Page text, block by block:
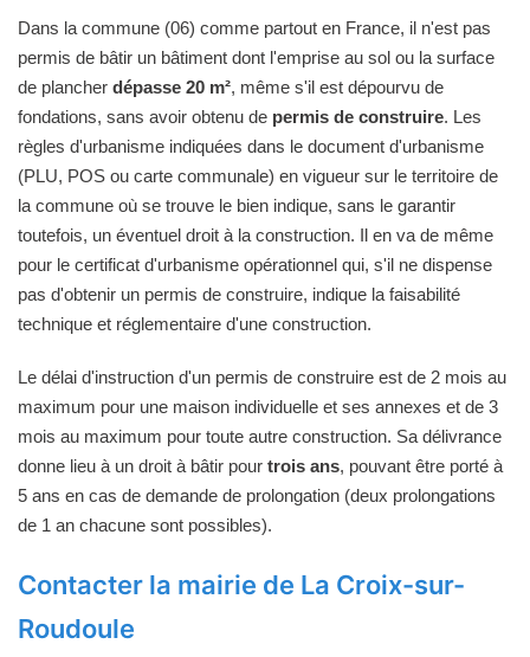
Dans la commune (06) comme partout en France, il n'est pas
permis de bâtir un bâtiment dont l'emprise au sol ou la surface
de plancher dépasse 20 m², même s'il est dépourvu de
fondations, sans avoir obtenu de permis de construire. Les
règles d'urbanisme indiquées dans le document d'urbanisme
(PLU, POS ou carte communale) en vigueur sur le territoire de
la commune où se trouve le bien indique, sans le garantir
toutefois, un éventuel droit à la construction. Il en va de même
pour le certificat d'urbanisme opérationnel qui, s'il ne dispense
pas d'obtenir un permis de construire, indique la faisabilité
technique et réglementaire d'une construction.
Le délai d'instruction d'un permis de construire est de 2 mois au
maximum pour une maison individuelle et ses annexes et de 3
mois au maximum pour toute autre construction. Sa délivrance
donne lieu à un droit à bâtir pour trois ans, pouvant être porté à
5 ans en cas de demande de prolongation (deux prolongations
de 1 an chacune sont possibles).
Contacter la mairie de La Croix-sur-
Roudoule